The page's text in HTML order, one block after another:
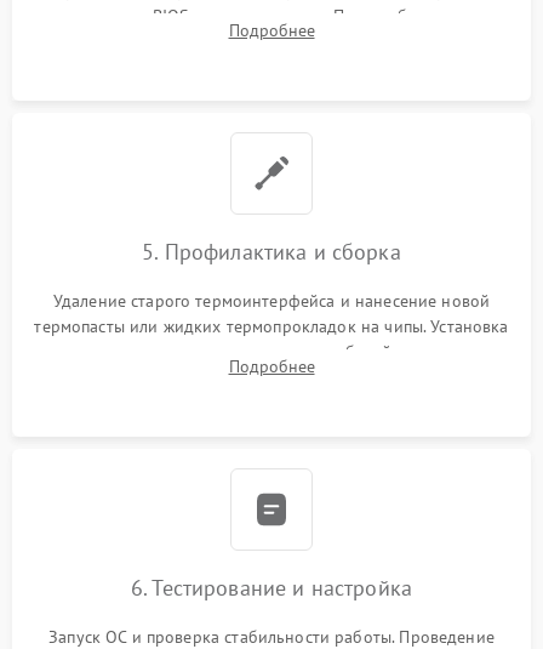
микросхемы BIOS программатором. При необходимости
установка нового накопителя, оперативной памяти или
Подробнее
5. Профилактика и сборка
Удаление старого термоинтерфейса и нанесение новой
термопасты или жидких термопрокладок на чипы. Установка
платы в корпус, аккуратная укладка кабелей и антенн для
предотвращения пережатия. Надежное закрытие корпуса.
Подробнее
6. Тестирование и настройка
Запуск ОС и проверка стабильности работы. Проведение